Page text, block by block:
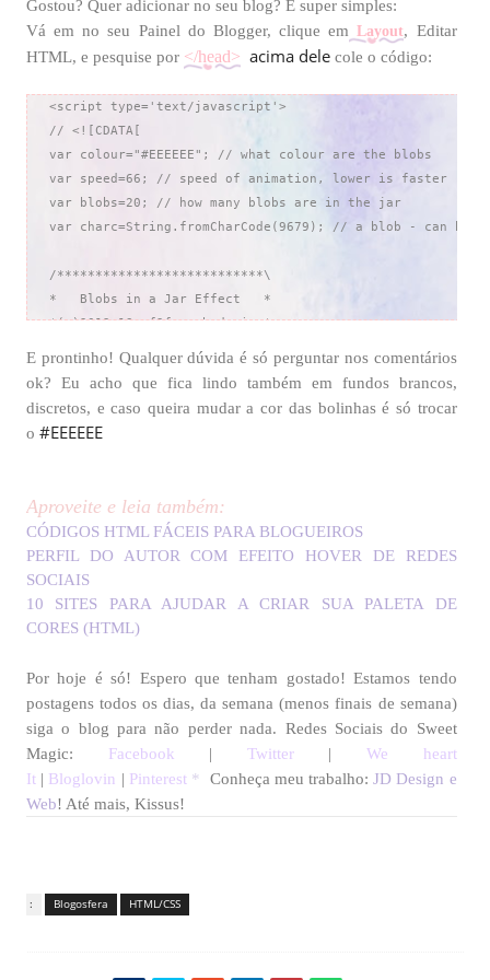
Gostou? Quer adicionar no seu blog? É super simples:
Vá em no seu Painel do Blogger, clique em Layout, Editar
HTML, e pesquise por </head> acima dele cole o código:
<script type='text/javascript'>
// <![CDATA[
var colour="#EEEEEE"; // what colour are the blobs
var speed=66; // speed of animation, lower is faster
var blobs=20; // how many blobs are in the jar
var charc=String.fromCharCode(9679); // a blob - can
/***************************\
*   Blobs in a Jar Effect   *
*(c)2012-13 mf2fm web-design*
* DON'T EDIT BELOW THIS BOX *
\***************************/
var div;
var zpos=new Array();
var dx=new Array();
var dy=new Array();
var dz=new Array();
var blob=new Array();
var swide=800;
var
function addLoadEvent(funky) {
  var oldonload=window.onload;
  if (typeof(oldonload)!='function') window.onload=funky;
  else window.onload=function() {
}
E prontinho! Qualquer dúvida é só perguntar nos comentários
ok? Eu acho que fica lindo também em fundos brancos,
discretos, e caso queira mudar a cor das bolinhas é só trocar
o #EEEEEE
Aproveite e leia também:
CÓDIGOS HTML FÁCEIS PARA BLOGUEIROS
PERFIL DO AUTOR COM EFEITO HOVER DE REDES
SOCIAIS
10 SITES PARA AJUDAR A CRIAR SUA PALETA DE
CORES (HTML)
Por hoje é só! Espero que tenham gostado! Estamos tendo
postagens todos os dias, da semana (menos finais de semana)
siga o blog para não perder nada. Redes Sociais do Sweet
Magic: Facebook | Twitter|We heart
It| Bloglovin | Pinterest* Conheça meu trabalho:JD Design e
Web! Até mais, Kissus!
Tags : Blogosfera HTML/CSS